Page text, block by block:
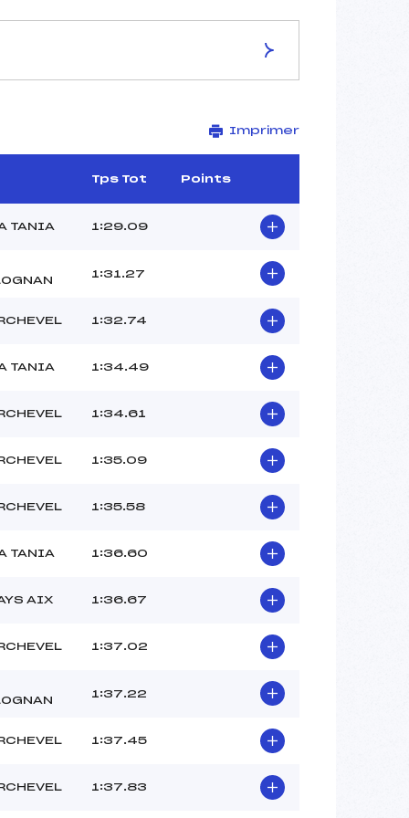
STADE DE SLALOM DU BOUC
124
3010/03/13
24
CHABERT REMY (SA)
CRIBB AIDEN (SA)
APPINO RAFFAEL (SA)
MONOD BAPTISTE (SA)
Ouvreur ? ()
:
-5°C
Imprimer
Tps Tot Points
TANIA 1:29.09
1:31.27
1:32.74
TANIA 1:34.49
1:34.61
1:35.09
1:35.58
TANIA 1:36.60
AIX 1:36.67
1:37.02
1:37.22
1:37.45
1:37.83